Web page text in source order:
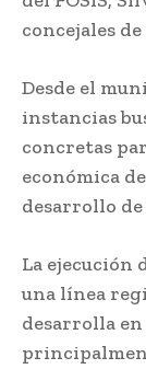
concejales
Desde el
instancias
concretas
económica
desarrollo
La ejecución
una línea
desarrolla